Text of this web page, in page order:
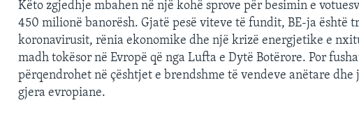
Këto zgjedhje mbahen në një kohë sprove për besimin e
450 milionë banorësh. Gjatë pesë viteve të fundit, BE-ja është
koronavirusit, rënia ekonomike dhe një krizë energjetike e
madh tokësor në Evropë që nga Lufta e Dytë Botërore. Por
përqendrohet në çështjet e brendshme të vendeve anëtare dhe
gjera evropiane.